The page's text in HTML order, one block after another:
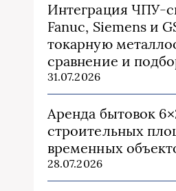
Интеграция ЧПУ-
Fanuc, Siemens и
токарную
сравнение и
31.07.2026
Аренда бытовок
строительных
временных
28.07.2026